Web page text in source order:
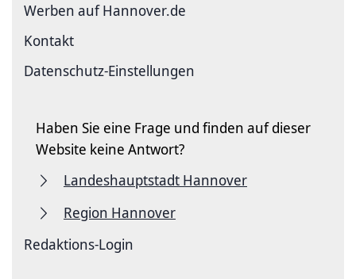
Werben auf Hannover.de
Kontakt
Datenschutz-Einstellungen
Haben Sie eine Frage und finden auf dieser
Website keine Antwort?
Landeshauptstadt Hannover
Region Hannover
Redaktions-Login